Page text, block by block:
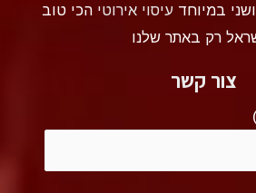
במיוחדעיסוי אירוטי הכי טוב
רק באתר שלנו
צור קשר